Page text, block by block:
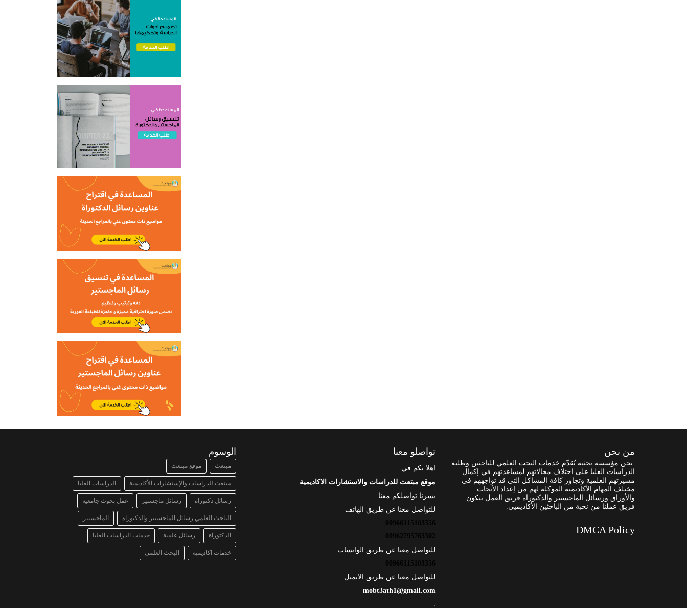
من نحن
نحن مؤسسة بحثية تُقدّم خدمات البحث العلمي للباحثين وطلبة
الدراسات العليا على اختلاف مجالاتهم لمساعدتهم في إكمال
مسيرتهم العلمية وتجاوز كافة المشاكل التي قد تواجههم في
مختلف المهام الأكاديمية الموكلة لهم من إعداد الأبحاث
والأوراق ورسائل الماجستير والدكتوراه فريق العمل يتكون
فريق عملنا من نخبة من الباحثين الأكاديميي.
DMCA Policy
تواصلو معنا
اهلا بكم في
موقع مبتعث للدراسات والاستشارات الاكاديمية
يسرنا تواصلكم معنا
للتواصل معنا عن طريق الهاتف
00966115103356
00962795763302
للتواصل معنا عن طريق الواتساب
00966115103356
للتواصل معنا عن طريق الايميل
mobt3ath1@gmail.com
الوسوم
مبتعث موقع مبتعث
مبتعث للدراسات والإستشارات الأكاديمية الدراسات العليا
رسائل دكتوراه رسائل ماجستير عمل بحوث جامعية
الباحث العلمي رسائل الماجستير والدكتوراه الماجستير
الدكتوراة رسائل علمية خدمات الدراسات العليا
خدمات اكاديمية البحث العلمي